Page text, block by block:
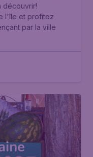
découvrir!
l'île et profitez
par la ville